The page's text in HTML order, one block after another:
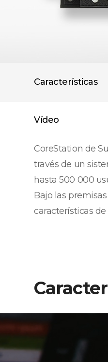
Características
Vídeo
CoreStation de
través de un
hasta 500 000
Bajo las
características